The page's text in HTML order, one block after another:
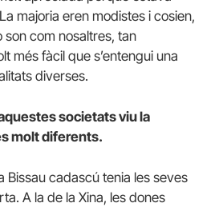
majoria eren modistes i cosien,
son com nosaltres, tan
més fàcil que s’entengui una
diverses.
societats viu la
molt diferents.
Bissau cadascú tenia les seves
A la de la Xina, les dones